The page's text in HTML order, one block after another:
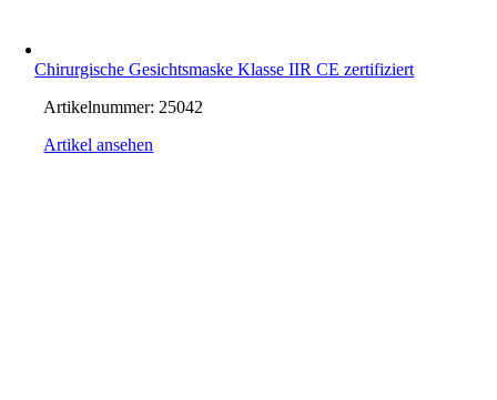
Chirurgische Gesichtsmaske Klasse IIR CE zertifiziert
Artikelnummer: 25042
Artikel ansehen